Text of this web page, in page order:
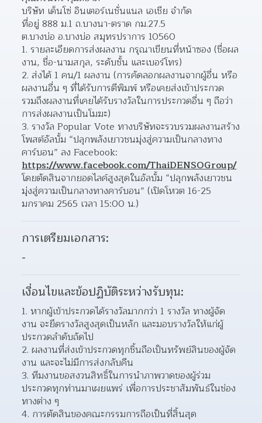
บริษัท เด็นโซ่ อินเตอร์เนชั่นแนล เอเชีย จำกัด
ที่อยู่ 888 ม.1 ถ.บางนา-ตราด กม.27.5
ต.บางบ่อ อ.บางบ่อ สมุทรปราการ 10560
รายละเอียดการส่งผลงาน กรุณาเขียนที่หน้าซอง (ชื่อผล
งาน, ชื่อ-นามสกุล, ระดับชั้น และเบอร์โทร)
ส่งได้ 1 คน/1 ผลงาน (การคัดลอกผลงานจากผู้อื่น หรือ
ผลงานอื่น ๆ ที่ได้รับการตีพิมพ์ หรือเคยส่งเข้าประกวด
รวมถึงผลงานที่เคยได้รับรางวัลในการประกวดอื่น ๆ ถือว่า
การส่งผลงานเป็นโมฆะ)
รางวัล Popular Vote ทางบริษัทจะรวบรวมผลงานสร้าง
โพสต์อัลบั้ม “ปลุกพลังเยาวชนมุ่งสู่ความเป็นกลางทาง
https://www.facebook.com/ThaiDENSOGroup/
โดยตัดสินจากยอดไลค์สูงสุดในอัลบั้ม “ปลุกพลังเยาวชน
มุ่งสู่ความเป็นกลางทางคาร์บอน” (เปิดโหวต 16-25
มกราคม 2565 เวลา 15:00 น.)
การเตรียมเอกสาร:
-
เงื่อนไขและข้อปฏิบัติระหว่างรับทุน:
หากผู้เข้าประกวดได้รางวัลมากกว่า 1 รางวัล ทางผู้จัด
งาน จะยึดรางวัลสูงสุดเป็นหลัก และมอบรางวัลให้แก่ผู้
ประกวดลำดับถัดไป
ผลงานที่ส่งเข้าประกวดทุกชิ้นถือเป็นทรัพย์สินของผู้จัด
งาน และจะไม่มีการส่งกลับคืน
ทีมงานขอสงวนสิทธิ์ในการนำภาพวาดของผู้ร่วม
ประกวดทุกท่านมาเผยแพร่ เพื่อการประชาสัมพันธ์ในช่อง
ทางต่าง ๆ
การตัดสินของคณะกรรมการถือเป็นที่สิ้นสุด